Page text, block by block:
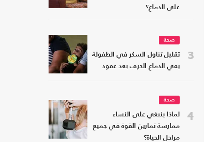
على الدماغ؟
3
صحة
تقليل تناول السكر في الطفولة
يقي الدماغ الخرف بعد عقود
4
صحة
لماذا ينبغي على النساء
ممارسة تمارين القوة في جميع
مراحل الحياة؟